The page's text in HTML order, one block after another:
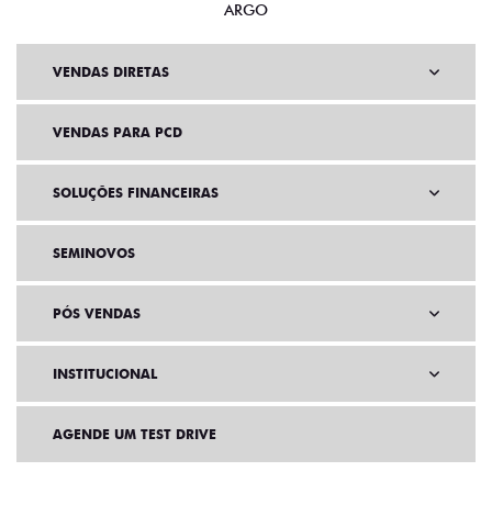
ARGO
VENDAS DIRETAS
VENDAS PARA PCD
SOLUÇÕES FINANCEIRAS
SEMINOVOS
PÓS VENDAS
INSTITUCIONAL
AGENDE UM TEST DRIVE